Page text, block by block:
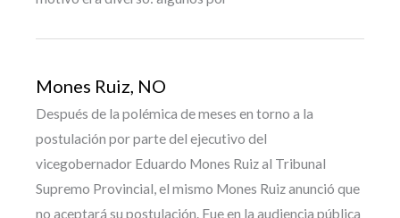
Mones Ruiz, NO
Después de la polémica de meses en torno a la
postulación por parte del ejecutivo del
vicegobernador Eduardo Mones Ruiz al Tribunal
Supremo Provincial, el mismo Mones Ruiz anunció que
no aceptará su postulación. Fue en la audiencia pública